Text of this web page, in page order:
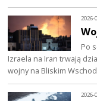
2026-
Po
Izraela na Iran trwają
wojny na Bliskim
2026-